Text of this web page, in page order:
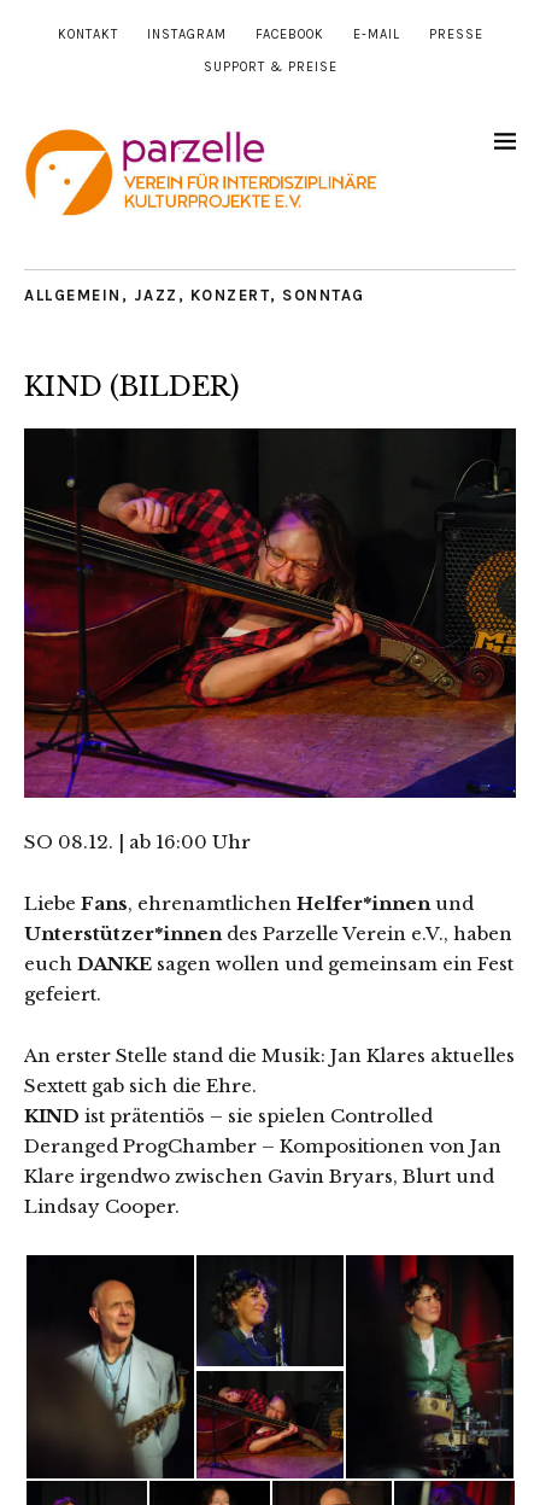
KONTAKT INSTAGRAM FACEBOOK E-MAIL PRESSE
SUPPORT & PREISE
ALLGEMEIN , JAZZ , KONZERT, SONNTAG
KIND (BILDER)
SO 08.12. | ab 16:00 Uhr
Liebe Fans, ehrenamtlichen Helfer*innenund
Unterstützer*innendes Parzelle Verein e.V., haben
euch DANKE sagen wollen und gemeinsam ein Fest
gefeiert.
An erster Stelle stand die Musik: Jan Klares aktuelles
Sextett gab sich die Ehre.
KIND ist prätentiös – sie spielen Controlled
Deranged ProgChamber – Kompositionen von Jan
Klare irgendwo zwischen Gavin Bryars, Blurt und
Lindsay Cooper.